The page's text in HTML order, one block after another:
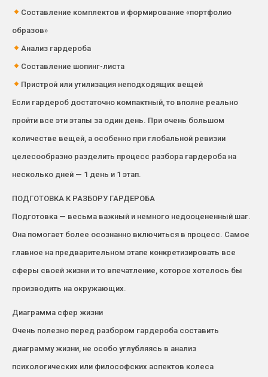
Составление комплектов и формирование «портфолио
образов»
Анализ гардероба
Составление шопинг-листа
Пристрой или утилизация неподходящих вещей
Если гардероб достаточно компактный, то вполне реально
пройти все эти этапы за один день. При очень большом
количестве вещей, а особенно при глобальной ревизии
целесообразно разделить процесс разбора гардероба на
несколько дней — 1 день и 1 этап.
ПОДГОТОВКА К РАЗБОРУ ГАРДЕРОБА
Подготовка — весьма важный и немного недооцененный шаг.
Она помогает более осознанно включиться в процесс. Самое
главное на предварительном этапе конкретизировать все
сферы своей жизни и то впечатление, которое хотелось бы
производить на окружающих.
Диаграмма сфер жизни
Очень полезно перед разбором гардероба составить
диаграмму жизни, не особо углубляясь в анализ
психологических или философских аспектов колеса